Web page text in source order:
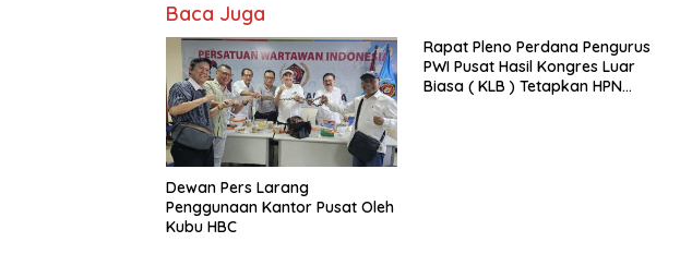
Baca Juga
Dewan Pers Larang
Penggunaan Kantor Pusat Oleh
Kubu HBC
Rapat Pleno Perdana Pengurus
PWI Pusat Hasil Kongres Luar
Biasa ( KLB ) Tetapkan HPN